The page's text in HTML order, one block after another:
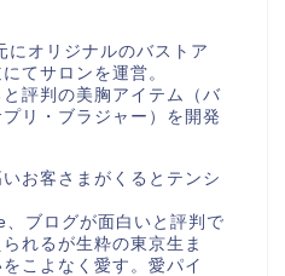
オリジナルのバストア
てサロンを運営。
評判の美胸アイテム（バ
リ・ブラジャー）を開発
お客さまがくるとテンシ
ブログが面白いと評判で
れるが生粋の東京生ま
こよなく愛す。愛パイ